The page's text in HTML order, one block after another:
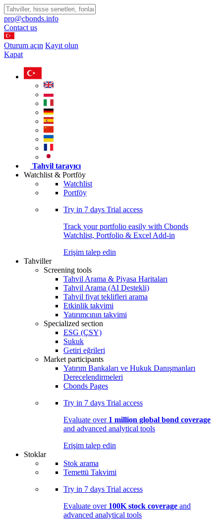
pro@cbonds.info
Contact us
Oturum açın Kayıt olun
Kapat
Tahvil tarayıcı
Watchlist & Portföy
Watchlist
Portföy
Try in 7 days Trial access
Track your portfolio easily with Cbonds
Watchlist, Portfolio & Excel Add-in
Erişim talep edin
Tahviller
Screening tools
Tahvil Arama & Piyasa Haritaları
Tahvil Arama (AI Destekli)
Tahvil fiyat teklifleri arama
Etkinlik takvimi
Yatırımcının takvimi
Specialized section
ESG (ÇSY)
Sukuk
Getiri eğrileri
Market participants
Yatırım Bankaları ve Hukuk Danışmanları
Derecelendirmeleri
Cbonds Pages
Try in 7 days Trial access
Evaluate over 1 million global bond coverage
and advanced analytical tools
Erişim talep edin
Stoklar
Stok arama
Temettü Takvimi
Try in 7 days Trial access
Evaluate over 100K stock coverage and
advanced analytical tools